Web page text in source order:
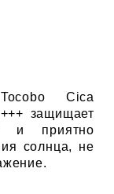
Tocobo
Cica
защищает
и приятно
солнца, не